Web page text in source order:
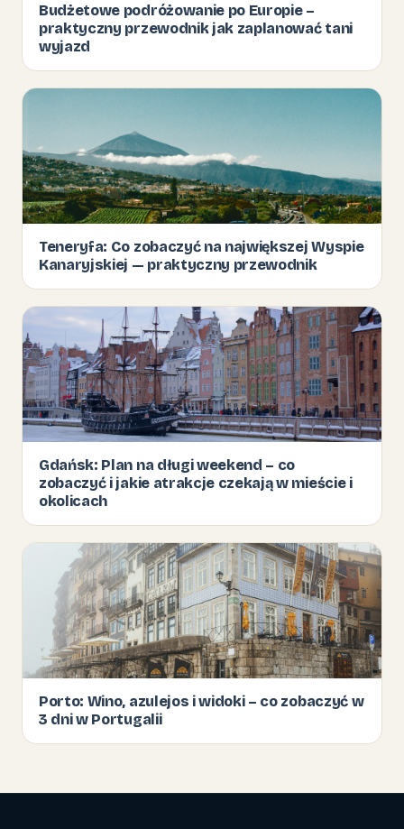
Budżetowe podróżowanie po Europie –
praktyczny przewodnik jak zaplanować tani
wyjazd
Teneryfa: Co zobaczyć na największej Wyspie
Kanaryjskiej — praktyczny przewodnik
Gdańsk: Plan na długi weekend – co
zobaczyć i jakie atrakcje czekają w mieście i
okolicach
Porto: Wino, azulejos i widoki – co zobaczyć w
3 dni w Portugalii